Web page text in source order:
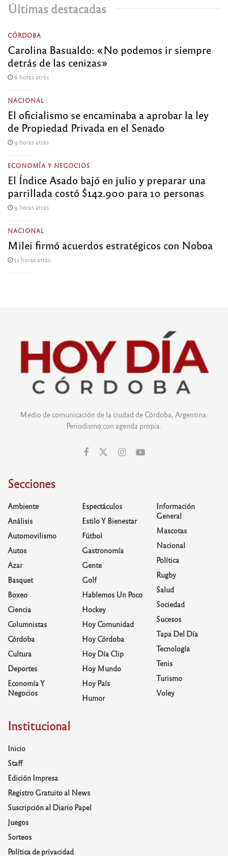
Últimas destacadas
CÓRDOBA
Carolina Basualdo: «No podemos ir siempre
detrás de las cenizas»
6 horas atrás
NACIONAL
El oficialismo se encaminaba a aprobar la ley
de Propiedad Privada en el Senado
9 horas atrás
ECONOMÍA Y NEGOCIOS
El Índice Asado bajó en julio y preparar una
parrillada costó $142.900 para 10 personas
9 horas atrás
NACIONAL
Milei firmó acuerdos estratégicos con Noboa
11 horas atrás
Medio de comunicación de la ciudad de Córdoba, Argentina.
Periodismo con agenda propia.
Secciones
Ambiente
Análisis
Automovilismo
Autos
Azar
Basquet
Boxeo
Ciencia
Columnistas
Córdoba
Cultura
Deportes
Economía Y
Negocios
Espectáculos
Estilo Y Bienestar
Fútbol
Gastronomía
Gente
Golf
Hablemos Un Poco
Hockey
Hoy Comunidad
Hoy Córdoba
Hoy Día Clip
Hoy Mundo
Hoy País
Humor
Información
General
Mascotas
Nacional
Política
Rugby
Salud
Sociedad
Sucesos
Tapa Del Día
Tecnología
Tenis
Turismo
Voley
Institucional
Inicio
Staff
Edición Impresa
Registro Gratuito al News
Suscripción al Diario Papel
Juegos
Sorteos
Política de privacidad